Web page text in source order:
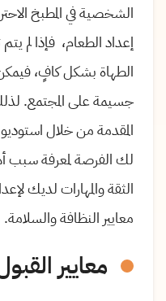
الشخصية في المطبخ
إعداد الطعام، فإذا لم
الطهاة بشكل كافٍ،
جسيمة على المجتمع.
لك الفرصة لمعرفة سبب
الثقة والمهارات لديك
معايير النظافة والسلامة.
معايير